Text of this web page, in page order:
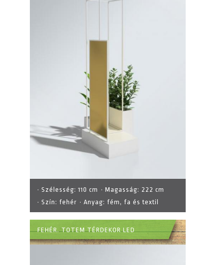
· Szélesség:110 cm · Magasság: 222 cm
· Szín: fehér · Anyag: fém, fa és textil
FEHÉR. TOTEM TÉRDEKOR LED